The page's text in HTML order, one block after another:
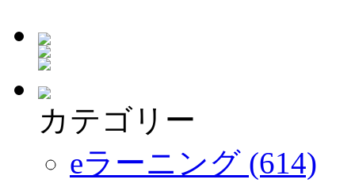
カテゴリー
eラーニング (614)